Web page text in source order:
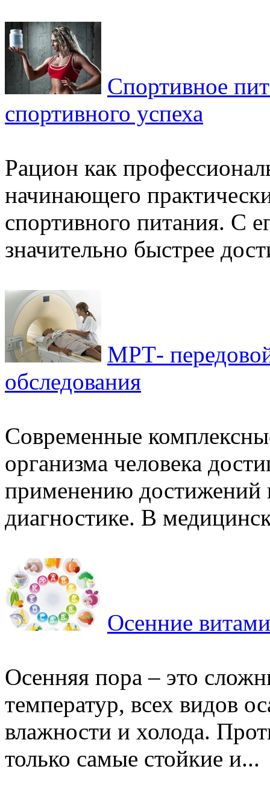
Спортивное
спортивного успеха
Рацион как
начинающего
спортивного питания. С
значительно быстрее
МРТ-
обследования
Современные
организма человека
применению достижений
диагностике. В
Осенние
Осенняя пора – это
температур, всех видов
влажности и холода.
только самые стойкие и...